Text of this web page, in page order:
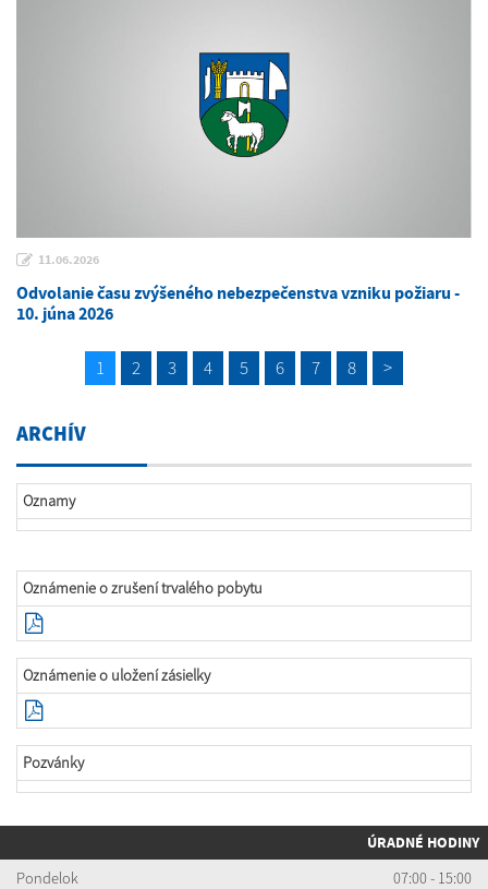
11.06.2026
Odvolanie času zvýšeného nebezpečenstva vzniku požiaru -
10. júna 2026
1 2 3 4 5 6 7 8 >
ARCHÍV
Oznamy
Oznámenie o zrušení trvalého pobytu
Oznámenie o uložení zásielky
Pozvánky
ÚRADNÉ HODINY
Pondelok
07:00 - 15:00